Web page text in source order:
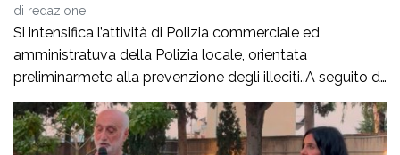
di redazione
Si intensifica l’attività di Polizia commerciale ed
amministratuva della Polizia locale, orientata
preliminarmete alla prevenzione degli illeciti..A seguito di
mirati servizi svolti negli ultimi giorni, anche su
segnalazione di alcune associazioni di categoria, la
Polizia Locale ha attenzionato le aree commerciali